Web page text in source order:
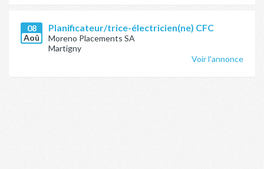
08
Aoû
Planificateur/trice-électricien(ne) CFC
Moreno Placements SA
Martigny
Voir l'annonce